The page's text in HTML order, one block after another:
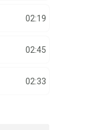
02:19
02:45
02:33